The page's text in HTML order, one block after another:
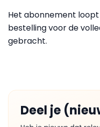
Het abonnement
bestelling voor de
gebracht.
Deel je